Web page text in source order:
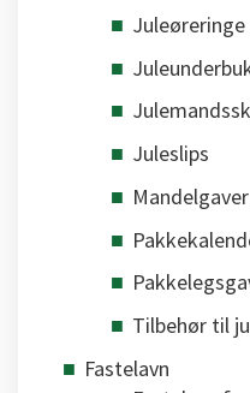
Juleøreringe
Juleslips
Mandelgaver
Tilbehør til
Fastelavn